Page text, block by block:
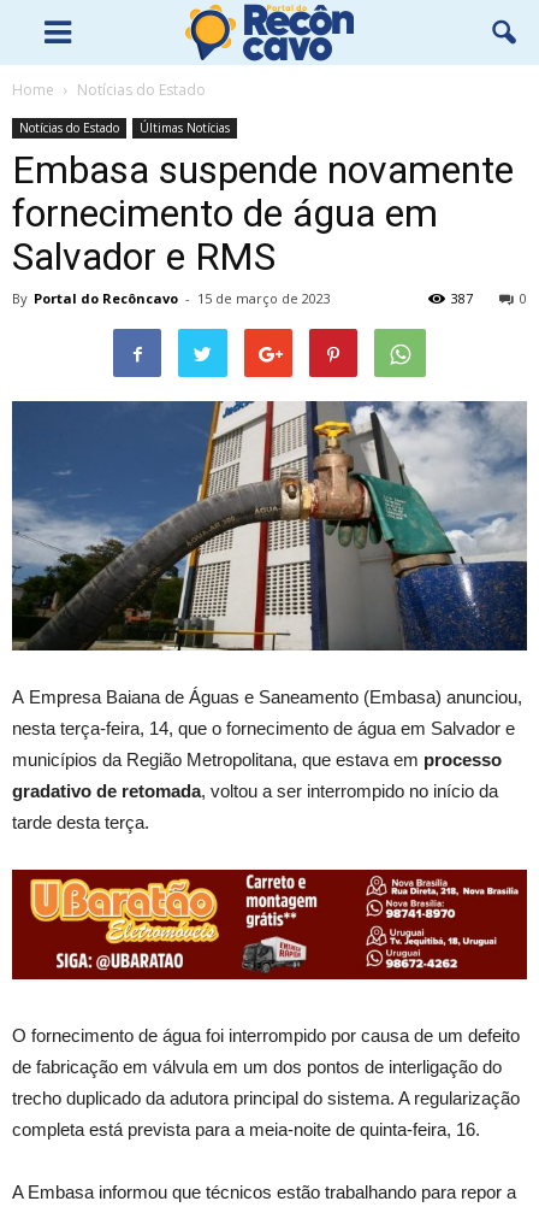
Home Notícias do Estado
Notícias do Estado Últimas Notícias
Embasa suspende novamente
fornecimento de água em
Salvador e RMS
By Portal do Recôncavo - 15 de março de 2023 0
387
A Empresa Baiana de Águas e Saneamento (Embasa) anunciou,
nesta terça-feira, 14, que o fornecimento de água em Salvador e
municípios da Região Metropolitana, que estava em processo
gradativo de retomada, voltou a ser interrompido no início da
tarde desta terça.
O fornecimento de água foi interrompido por causa de um defeito
de fabricação em válvula em um dos pontos de interligação do
trecho duplicado da adutora principal do sistema. A regularização
completa está prevista para a meia-noite de quinta-feira, 16.
A Embasa informou que técnicos estão trabalhando para repor a